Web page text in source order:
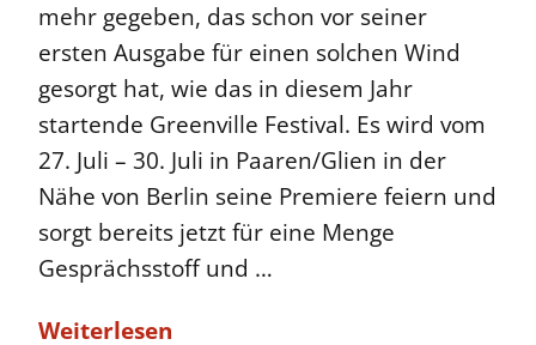
mehr gegeben, das schon vor seiner
ersten Ausgabe für einen solchen Wind
gesorgt hat, wie das in diesem Jahr
startende Greenville Festival. Es wird vom
27. Juli – 30. Juli in Paaren/Glien in der
Nähe von Berlin seine Premiere feiern und
sorgt bereits jetzt für eine Menge
Gesprächsstoff und …
Weiterlesen